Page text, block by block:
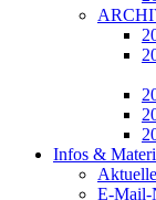
Infos &
E-Mail-